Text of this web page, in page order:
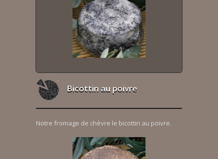
Bicottin au poivre
Notre fromage de chèvre le bicottin au poivre.